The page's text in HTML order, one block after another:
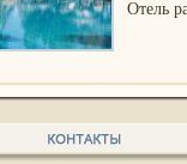
Отель